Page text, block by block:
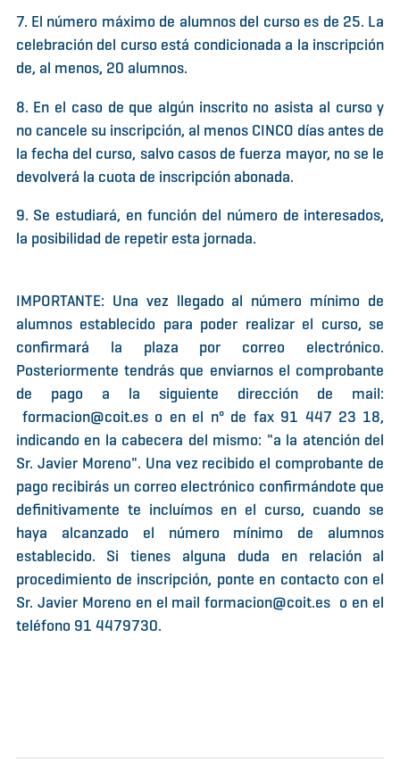
7. El número máximo de alumnos del curso es de 25. La
celebración del curso está condicionada a la inscripción
de, al menos, 20 alumnos.
8. En el caso de que algún inscrito no asista al curso y
no cancele su inscripción, al menos CINCO días antes de
la fecha del curso, salvo casos de fuerza mayor, no se le
devolverá la cuota de inscripción abonada.
9. Se estudiará, en función del número de interesados,
la posibilidad de repetir esta jornada.
IMPORTANTE: Una vez llegado al número mínimo de
alumnos establecido para poder realizar el curso, se
confirmará la plaza por correo electrónico.
Posteriormente tendrás que enviarnos el comprobante
de pago a la siguiente dirección de mail:
formacion@coit.es o en el nº de fax 91 447 23 18,
indicando en la cabecera del mismo: "a la atención del
Sr. Javier Moreno". Una vez recibido el comprobante de
pago recibirás un correo electrónico confirmándote que
definitivamente te incluímos en el curso, cuando se
haya alcanzado el número mínimo de alumnos
establecido. Si tienes alguna duda en relación al
procedimiento de inscripción, ponte en contacto con el
Sr. Javier Moreno en el mail formacion@coit.es o en el
teléfono 91 4479730.